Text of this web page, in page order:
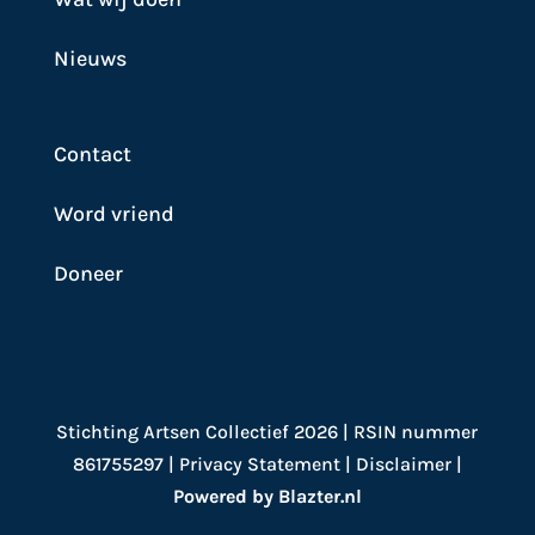
Nieuws
Contact
Word vriend
Doneer
Stichting Artsen Collectief 2026 | RSIN nummer
861755297 | Privacy Statement| Disclaimer|
Powered by Blazter.nl